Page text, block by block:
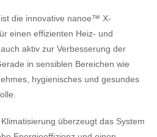
die innovative nanoe™ X-
einen effizienten Heiz- und
aktiv zur Verbesserung der
in sensiblen Bereichen wie
hygienisches und gesundes
überzeugt das System